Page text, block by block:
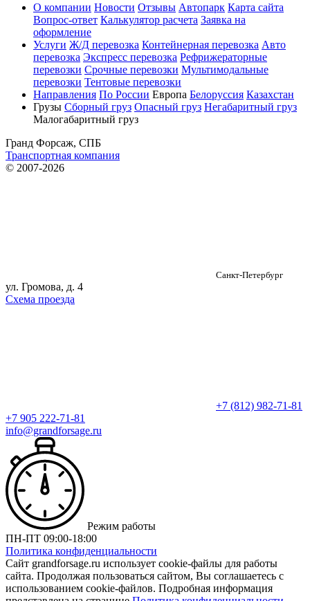
О компании Новости Отзывы Автопарк Карта сайта
Вопрос-ответ Калькулятор расчета Заявка на
оформление
Услуги Ж/Д перевозка Контейнерная перевозка Авто
перевозка Экспресс перевозка Рефрижераторные
перевозки Срочные перевозки Мультимодальные
перевозки Тентовые перевозки
Направления По России Европа Белоруссия Казахстан
Грузы Сборный груз Опасный груз Негабаритный груз
Малогабаритный груз
Гранд Форсаж, СПБ
Транспортная компания
© 2007-2026
Санкт-Петербург
ул. Громова, д. 4
Схема проезда
‎+7 (812) 982-71-81
+7 905 222-71-81
info@grandforsage.ru
Режим работы
ПН-ПТ 09:00-18:00
Политика конфиденциальности
Сайт grandforsage.ru использует cookie-файлы для работы
сайта. Продолжая пользоваться сайтом, Вы соглашаетесь с
использованием cookie-файлов. Подробная информация